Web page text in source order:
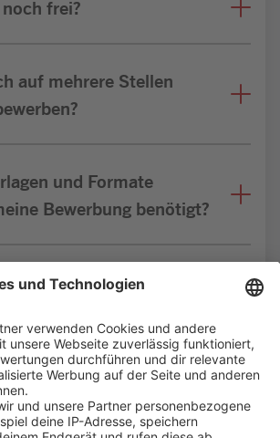
frei?
auf mehrere Stellen
und Formate
Bewerbung benötigt?
Stelle geeignet?